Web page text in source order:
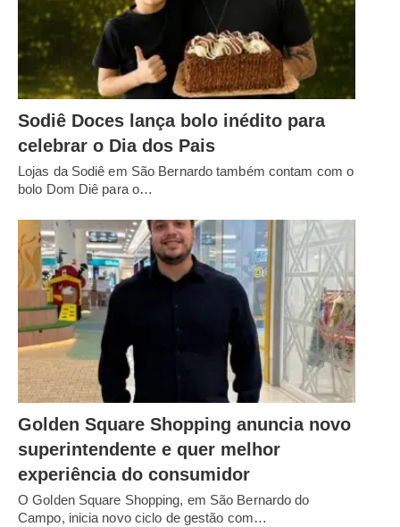
Sodiê Doces lança bolo inédito para
celebrar o Dia dos Pais
Lojas da Sodiê em São Bernardo também contam com o
bolo Dom Diê para o…
Golden Square Shopping anuncia novo
superintendente e quer melhor
experiência do consumidor
O Golden Square Shopping, em São Bernardo do
Campo, inicia novo ciclo de gestão com…